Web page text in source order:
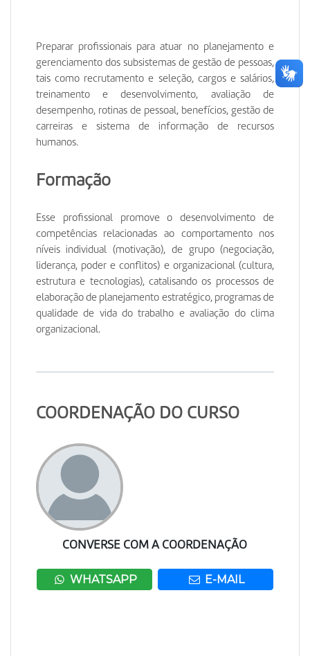
Preparar profissionais para atuar no planejamento e
gerenciamento dos subsistemas de gestão de pessoas,
tais como recrutamento e seleção, cargos e salários,
treinamento e desenvolvimento, avaliação de
desempenho, rotinas de pessoal, benefícios, gestão de
carreiras e sistema de informação de recursos
humanos.
Formação
Esse profissional promove o desenvolvimento de
competências relacionadas ao comportamento nos
níveis individual (motivação), de grupo (negociação,
liderança, poder e conflitos) e organizacional (cultura,
estrutura e tecnologias), catalisando os processos de
elaboração de planejamento estratégico, programas de
qualidade de vida do trabalho e avaliação do clima
organizacional.
COORDENAÇÃO DO CURSO
CONVERSE COM A COORDENAÇÃO
WHATSAPP E-MAIL